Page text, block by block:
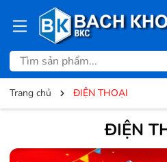
Trang chủ ĐIỆN THOẠI
ĐIỆN